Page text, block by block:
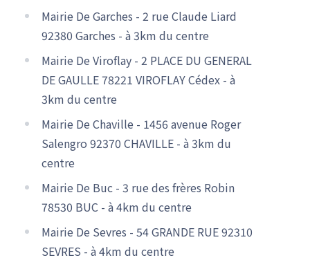
Mairie De Garches - 2 rue Claude Liard
92380 Garches - à 3km du centre
Mairie De Viroflay - 2 PLACE DU GENERAL
DE GAULLE 78221 VIROFLAY Cédex - à
3km du centre
Mairie De Chaville - 1456 avenue Roger
Salengro 92370 CHAVILLE - à 3km du
centre
Mairie De Buc - 3 rue des frères Robin
78530 BUC - à 4km du centre
Mairie De Sevres - 54 GRANDE RUE 92310
SEVRES - à 4km du centre